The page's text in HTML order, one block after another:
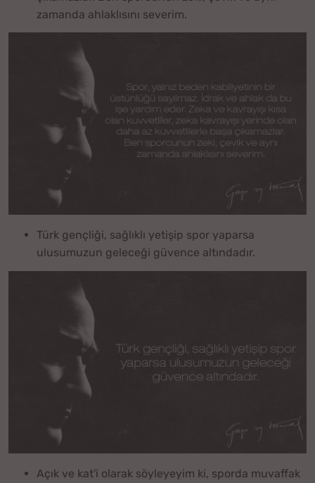
zamanda ahlaklısını severim.
Türk gençliği, sağlıklı yetişip spor yaparsa
ulusumuzun geleceği güvence altındadır.
Açık ve kat'i olarak söyleyeyim ki, sporda muvaffak